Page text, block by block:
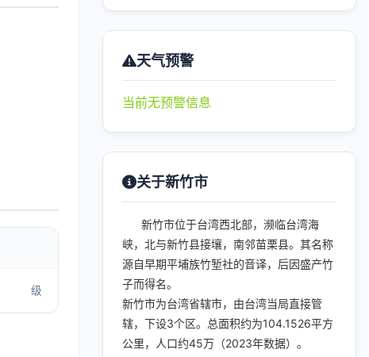
级
天气预警
当前无预警信息
关于新竹市
新竹市位于台湾西北部，濒临台湾海
峡，北与新竹县接壤，南邻苗栗县。其名称
源自早期平埔族竹堑社的音译，后因盛产竹
子而得名。
新竹市为台湾省辖市，由台湾当局直接管
辖，下设3个区。总面积约为104.1526平方
公里，人口约45万（2023年数据）。